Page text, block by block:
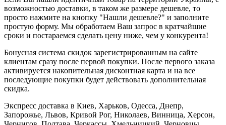
возможностью доставки, в таком же размере дешевле, то
просто нажмите на кнопку "Нашли дешевле?" и заполните
простую форму. Мы обработаем Ваш запрос в кратчайшие
сроки и постараемся сделать цену ниже, чем у конкурента!
Бонусная система скидок зарегистрированным на сайте
клиентам сразу после первой покупки. После первого заказа
активируется накопительная дисконтная карта и на все
последующие покупки будет действовать дополнительная
скидка.
Экспресс доставка в Киев, Харьков, Одесса, Днепр,
Запорожье, Львов, Кривой Рог, Николаев, Винница, Херсон,